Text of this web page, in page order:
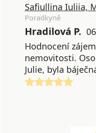
Safiullina Iuliia,
Poradkyně
Hradilová P.
Hodnocení
nemovitosti.
Julie, byla